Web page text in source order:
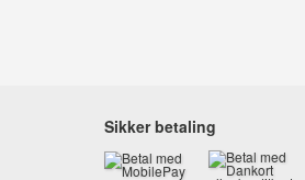
Sikker betaling